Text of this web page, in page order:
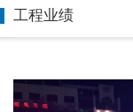
工程业绩